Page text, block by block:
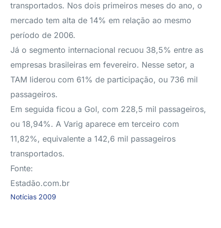
transportados. Nos dois primeiros meses do ano, o
mercado tem alta de 14% em relação ao mesmo
período de 2006.
Já o segmento internacional recuou 38,5% entre as
empresas brasileiras em fevereiro. Nesse setor, a
TAM liderou com 61% de participação, ou 736 mil
passageiros.
Em seguida ficou a Gol, com 228,5 mil passageiros,
ou 18,94%. A Varig aparece em terceiro com
11,82%, equivalente a 142,6 mil passageiros
transportados.
Fonte:
Estadão.com.br
Notícias 2009